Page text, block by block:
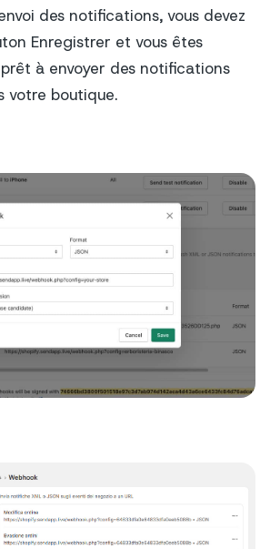
des notifications, vous devez
Enregistrer et vous êtes
à envoyer des notifications
votre boutique.